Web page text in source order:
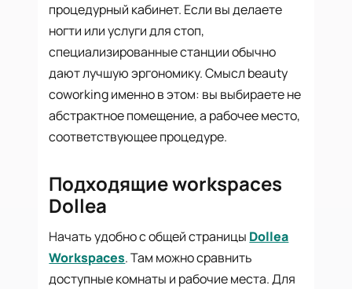
процедурный кабинет. Если вы делаете
ногти или услуги для стоп,
специализированные станции обычно
дают лучшую эргономику. Смысл beauty
coworking именно в этом: вы выбираете не
абстрактное помещение, а рабочее место,
соответствующее процедуре.
Подходящие workspaces
Dollea
Начать удобно с общей страницы Dollea
Workspaces. Там можно сравнить
доступные комнаты и рабочие места. Для